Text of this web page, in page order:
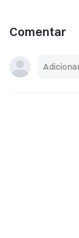
Comentar